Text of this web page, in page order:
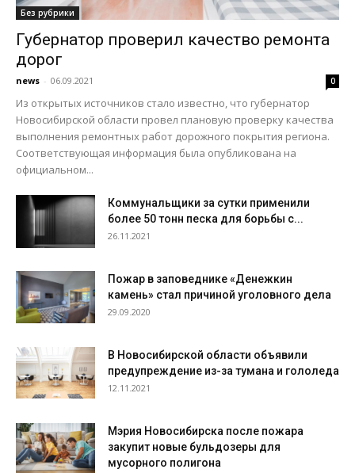
Без рубрики
Губернатор проверил качество ремонта
дорог
news - 06.09.2021 0
Из открытых источников стало известно, что губернатор
Новосибирской области провел плановую проверку качества
выполнения ремонтных работ дорожного покрытия региона.
Соответствующая информация была опубликована на
официальном...
Коммунальщики за сутки применили
более 50 тонн песка для борьбы с...
26.11.2021
Пожар в заповеднике «Денежкин
камень» стал причиной уголовного дела
29.09.2020
В Новосибирской области объявили
предупреждение из-за тумана и гололеда
12.11.2021
Мэрия Новосибирска после пожара
закупит новые бульдозеры для
мусорного полигона